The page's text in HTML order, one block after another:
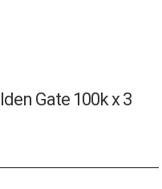
Gate 100k x 3